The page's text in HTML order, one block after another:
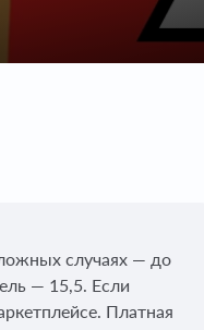
случаях — до
— 15,5. Если
Платная